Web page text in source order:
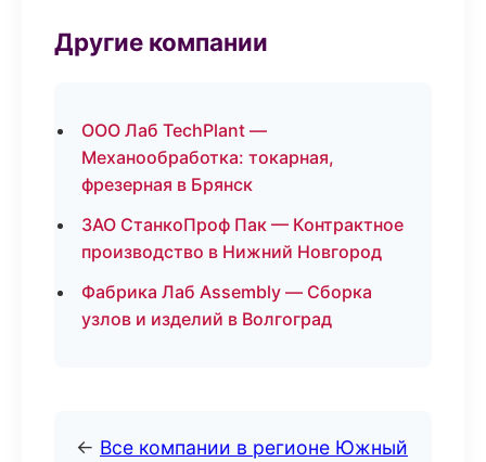
Другие компании
ООО Лаб TechPlant —
Механообработка: токарная,
фрезерная в Брянск
ЗАО СтанкоПроф Пак — Контрактное
производство в Нижний Новгород
Фабрика Лаб Assembly — Сборка
узлов и изделий в Волгоград
← Все компании в регионе Южный